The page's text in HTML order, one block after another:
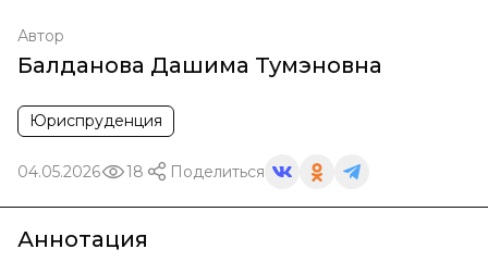
Автор
Балданова Дашима Тумэновна
Юриспруденция
04.05.2026 18 Поделиться
Аннотация